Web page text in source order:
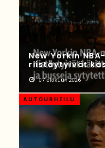
New Yorkin
riistäytyivät
07 elokuun 2026
AUTOURHEILU